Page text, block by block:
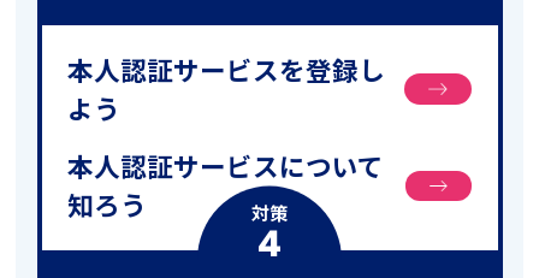
本人認証サービスを登録し
よう
本人認証サービスについて
知ろう
対策
4